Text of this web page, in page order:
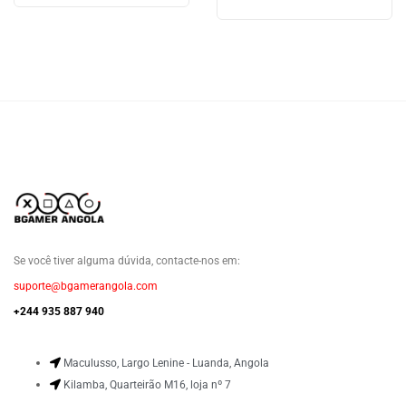
Se você tiver alguma dúvida, contacte-nos em:
suporte@bgamerangola.com
+244 935 887 940
Maculusso, Largo Lenine - Luanda, Angola
Kilamba, Quarteirão M16, loja nº 7